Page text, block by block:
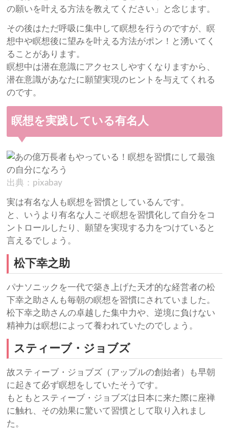
の願いを叶える方法を教えてください」と念じます。
その後はただ呼吸に集中して瞑想を行うのですが、瞑
想中や瞑想後に望みを叶える方法がポン！と湧いてく
ることがあります。
瞑想中は潜在意識にアクセスしやすくなりますから、
潜在意識があなたに願望実現のヒントを与えてくれる
のです。
瞑想を実践している有名人
出典：pixabay
実は有名な人も瞑想を習慣としているんです。
と、いうより有名な人こそ瞑想を習慣化して自分をコ
ントロールしたり、願望を実現する力をつけていると
言えるでしょう。
松下幸之助
パナソニックを一代で築き上げた天才的な経営者の松
下幸之助さんも毎朝の瞑想を習慣にされていました。
松下幸之助さんの卓越した集中力や、逆境に負けない
精神力は瞑想によって養われていたのでしょう。
スティーブ・ジョブズ
故スティーブ・ジョブズ（アップルの創始者）も早朝
に起きて必ず瞑想をしていたそうです。
もともとスティーブ・ジョブズは日本に来た際に座禅
に触れ、その効果に驚いて習慣として取り入れまし
た。